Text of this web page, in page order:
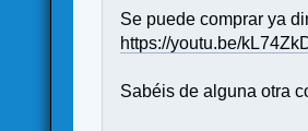
Se puede comprar ya
https://youtu.be/
Sabéis de alguna otra